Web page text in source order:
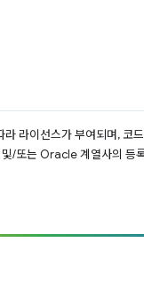
라 라이선스가 부여되며, 코
/또는 Oracle 계열사의 등